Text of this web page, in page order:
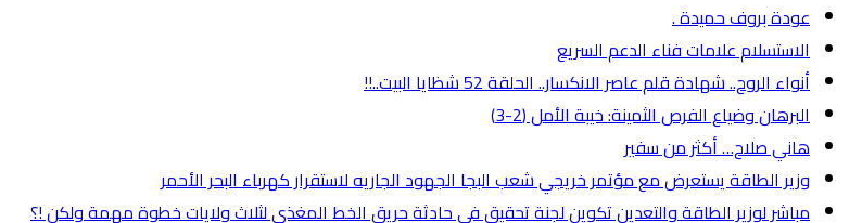
عودة بروف حميدة .
الاستسلام علامات فناء الدعم السريع
أنواء الروح.. شهادة قلم عاصر الانكسار.. الحلقة 52 شظايا البيت..!!
البرهان وضياع الفرص الثمينة: خيبة الأمل (2-3)
هاني صلاح… أكثر من سفير
وزير الطاقة يستعرض مع مؤتمر خريجي شعب البجا الجهود الجاريه لاستقرار كهرباء البحر الأحمر
مباشر لوزير الطاقة والتعدين تكوين لجنة تحقيق في حادثة حريق الخط المغذي لثلاث ولايات خطوة مهمة ولكن !؟